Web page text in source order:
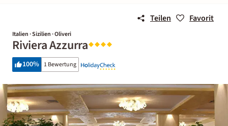
Teilen Favorit
Italien · Sizilien · Oliveri
Riviera Azzurra
100% 1 Bewertung